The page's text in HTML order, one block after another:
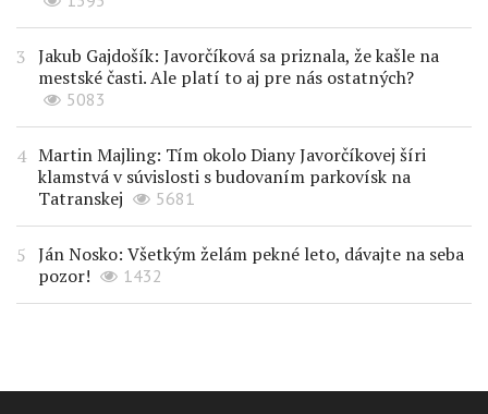
Jakub Gajdošík: Javorčíková sa priznala, že kašle na
mestské časti. Ale platí to aj pre nás ostatných?
5083
Martin Majling: Tím okolo Diany Javorčíkovej šíri
klamstvá v súvislosti s budovaním parkovísk na
Tatranskej
5681
Ján Nosko: Všetkým želám pekné leto, dávajte na seba
pozor!
1432